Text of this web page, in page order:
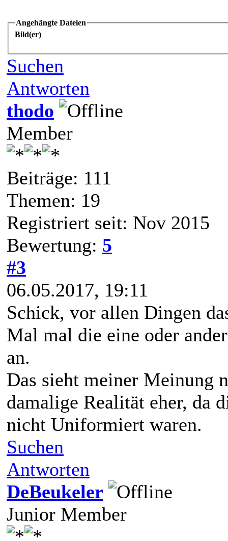
Angehängte Dateien
Bild(er)
Suchen
Antworten
thodo
Member
Beiträge: 111
Themen: 19
Registriert seit: Nov 2015
Bewertung: 5
#3
06.05.2017, 19:11
Schick, vor allen Dingen
Mal mal die eine oder
an.
Das sieht meiner Meinung
damalige Realität eher, da
nicht Uniformiert waren.
Suchen
Antworten
DeBeukeler
Junior Member